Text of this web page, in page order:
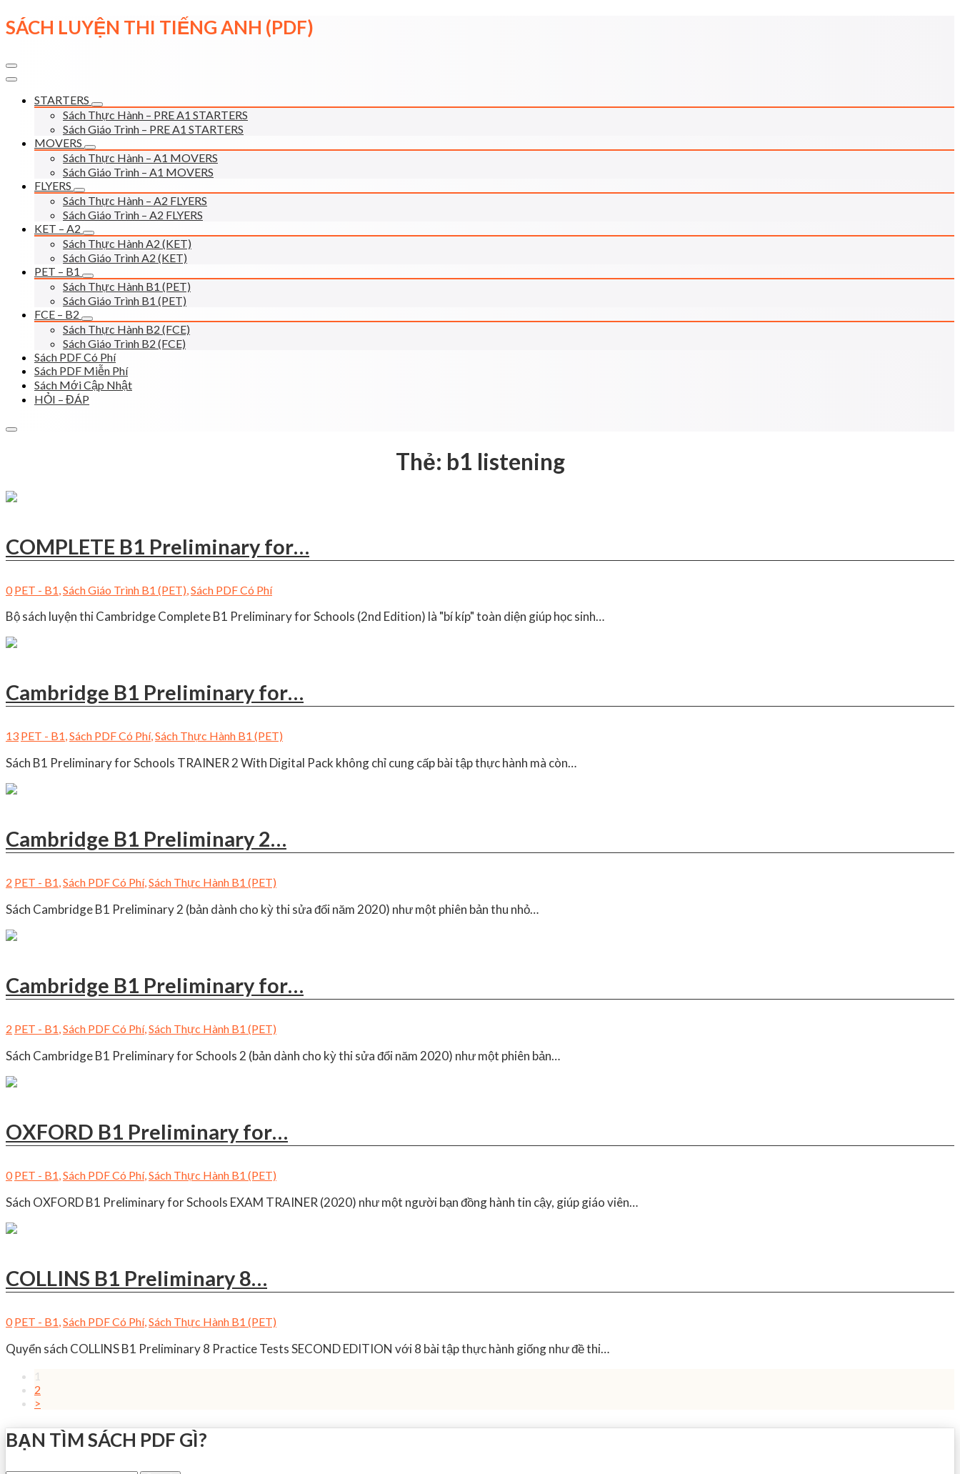
Skip
to
SÁCH LUYỆN THI TIẾNG ANH (PDF)
STARTERS
Sách Thực Hành – PRE A1 STARTERS
Sách Giáo Trình – PRE A1 STARTERS
MOVERS
Sách Thực Hành – A1 MOVERS
Sách Giáo Trình – A1 MOVERS
FLYERS
Sách Thực Hành – A2 FLYERS
Sách Giáo Trình – A2 FLYERS
KET – A2
Sách Thực Hành A2 (KET)
Sách Giáo Trình A2 (KET)
PET – B1
Sách Thực Hành B1 (PET)
Sách Giáo Trình B1 (PET)
FCE – B2
Sách Thực Hành B2 (FCE)
Sách Giáo Trình B2 (FCE)
Sách PDF Có Phí
Sách PDF Miễn Phí
Sách Mới Cập Nhật
HỎI – ĐÁP
Thẻ: b1 listening
COMPLETE B1 Preliminary for…
0 PET - B1,Sách Giáo Trình B1 (PET),Sách PDF Có Phí
Bộ sách luyện thi Cambridge Complete B1 Preliminary for Schools (2nd Edition) là "bí kíp" toàn diện giúp học sinh…
Cambridge B1 Preliminary for…
13 PET - B1,Sách PDF Có Phí,Sách Thực Hành B1 (PET)
Sách B1 Preliminary for Schools TRAINER 2 With Digital Pack không chỉ cung cấp bài tập thực hành mà còn…
Cambridge B1 Preliminary 2…
2 PET - B1,Sách PDF Có Phí,Sách Thực Hành B1 (PET)
Sách Cambridge B1 Preliminary 2 (bản dành cho kỳ thi sửa đổi năm 2020) như một phiên bản thu nhỏ…
Cambridge B1 Preliminary for…
2 PET - B1,Sách PDF Có Phí,Sách Thực Hành B1 (PET)
Sách Cambridge B1 Preliminary for Schools 2 (bản dành cho kỳ thi sửa đổi năm 2020) như một phiên bản…
OXFORD B1 Preliminary for…
0 PET - B1,Sách PDF Có Phí,Sách Thực Hành B1 (PET)
Sách OXFORD B1 Preliminary for Schools EXAM TRAINER (2020) như một người bạn đồng hành tin cậy, giúp giáo viên…
COLLINS B1 Preliminary 8…
0 PET - B1,Sách PDF Có Phí,Sách Thực Hành B1 (PET)
Quyển sách COLLINS B1 Preliminary 8 Practice Tests SECOND EDITION với 8 bài tập thực hành giống như đề thi…
1
2
>
BẠN TÌM SÁCH PDF GÌ?